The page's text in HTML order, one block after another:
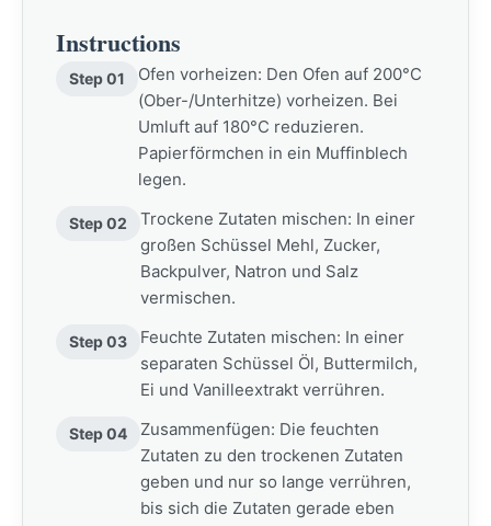
Instructions
Step 01
Ofen vorheizen: Den Ofen auf 200°C
(Ober-/Unterhitze) vorheizen. Bei
Umluft auf 180°C reduzieren.
Papierförmchen in ein Muffinblech
legen.
Step 02
Trockene Zutaten mischen: In einer
großen Schüssel Mehl, Zucker,
Backpulver, Natron und Salz
vermischen.
Step 03
Feuchte Zutaten mischen: In einer
separaten Schüssel Öl, Buttermilch,
Ei und Vanilleextrakt verrühren.
Step 04
Zusammenfügen: Die feuchten
Zutaten zu den trockenen Zutaten
geben und nur so lange verrühren,
bis sich die Zutaten gerade eben